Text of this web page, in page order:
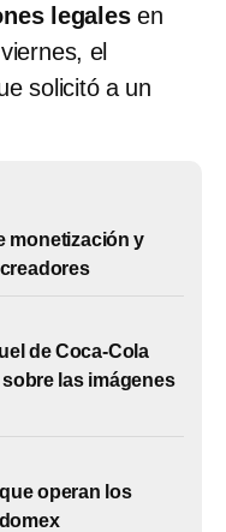
legalesen
el
solicitó a un
monetización y
de Coca-Cola
las imágenes
operan los